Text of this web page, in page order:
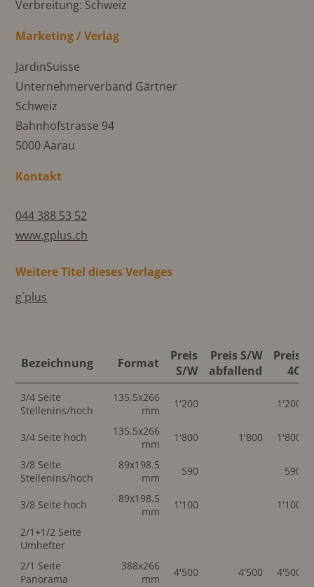
Verbreitung: Schweiz
Marketing / Verlag
JardinSuisse
Unternehmerverband Gärtner
Schweiz
Bahnhofstrasse 94
5000 Aarau
Kontakt
044 388 53 52
www.gplus.ch
Weitere Titel dieses Verlages
g´plus
Bezeichnung Format
Preis
S/W
Preis S/W
abfallend
Preis
4C
3/4 Seite
Stellenins/hoch
135.5x266
mm
1'200 1'200
3/4 Seite hoch
135.5x266
mm
1'800 1'800 1'800
3/8 Seite
Stellenins/hoch
89x198.5
mm
590 590
3/8 Seite hoch
89x198.5
mm
1'100 1'100
2/1+1/2 Seite
Umhefter
2/1 Seite
Panorama
388x266
mm
4'500 4'500 4'500